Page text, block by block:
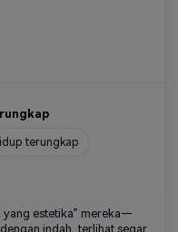
terungkap
yang estetika” mereka—
indah, terlihat segar